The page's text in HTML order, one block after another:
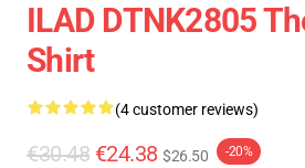
ILAD DTNK2805
Shirt
(4 customer reviews)
€30.48 €24.38 $26.50 -20%